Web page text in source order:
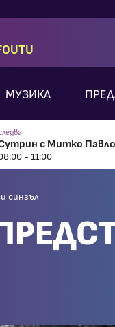
МУЗИКА
с Митко
- 11:00
сингъл